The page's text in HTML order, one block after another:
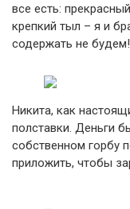
все есть:
крепкий тыл – я и
содержать не
Никита, как
полставки. Деньги
собственном горбу
приложить, чтобы